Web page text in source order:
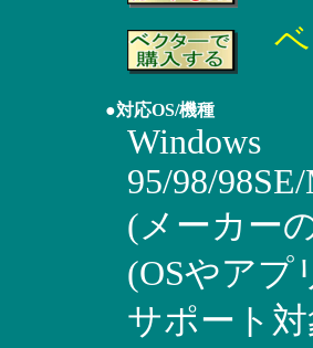
●対応OS/機種
Windows
95/98/
(メーカー
(OSやアプ
サポート